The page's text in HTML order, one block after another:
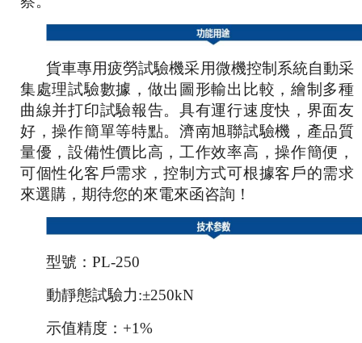
貨車專用疲勞試驗機采用微機控制系統自動采
集處理試驗數據，做出圖形輸出比較，繪制多種
曲線并打印試驗報告。具有運行速度快，界面友
好，操作簡單等特點。濟南旭聯試驗機，產品質
量優，設備性價比高，工作效率高，操作簡便，
可個性化客戶需求，控制方式可根據客戶的需求
來選購，期待您的來電來函咨詢！
型號： PL-250
動靜態試驗力:±250kN
示值精度： +1%